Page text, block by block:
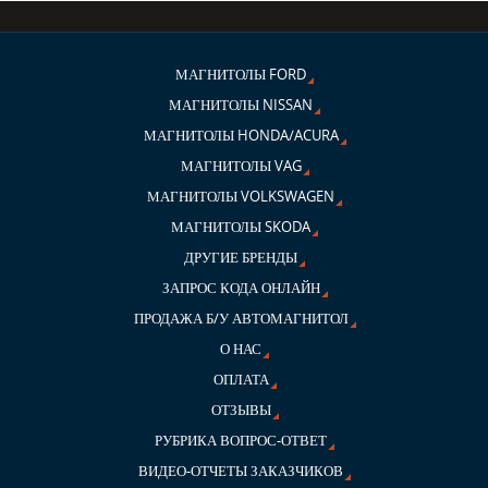
МАГНИТОЛЫ FORD
МАГНИТОЛЫ NISSAN
МАГНИТОЛЫ HONDA/ACURA
МАГНИТОЛЫ VAG
МАГНИТОЛЫ VOLKSWAGEN
МАГНИТОЛЫ SKODA
ДРУГИЕ БРЕНДЫ
ЗАПРОС КОДА ОНЛАЙН
ПРОДАЖА Б/У АВТОМАГНИТОЛ
О НАС
ОПЛАТА
ОТЗЫВЫ
РУБРИКА ВОПРОС-ОТВЕТ
ВИДЕО-ОТЧЕТЫ ЗАКАЗЧИКОВ